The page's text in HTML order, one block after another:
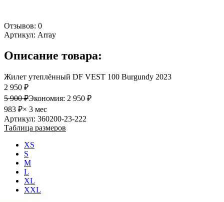
Отзывов: 0
Артикул: Array
Описание товара:
Жилет утеплённый DF VEST 100 Burgundy 2023
2 950 ₽
5 900 ₽Экономия: 2 950 ₽
983 ₽× 3 мес
Артикул: 360200-23-222
Таблица размеров
XS
S
M
L
XL
XXL